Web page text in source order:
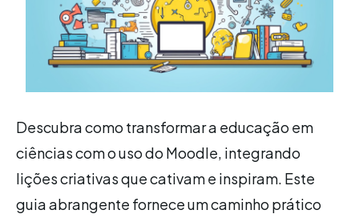
Descubra como transformar a educação em
ciências com o uso do Moodle, integrando
lições criativas que cativam e inspiram. Este
guia abrangente fornece um caminho prático